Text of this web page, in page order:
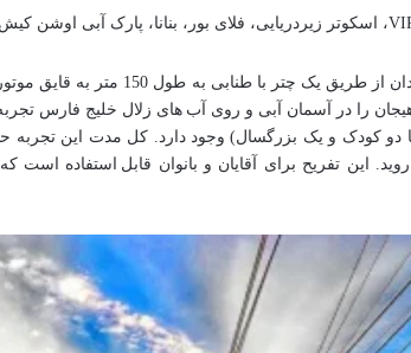
1. پاراسل: پاراسل نوعی تفریح آبی
را در آسمان آبی و روی آب های زلال خلیج فارس
تا ارتفاع 150 تا 300 متری بالا می روید. این تفریح برای آقایان و